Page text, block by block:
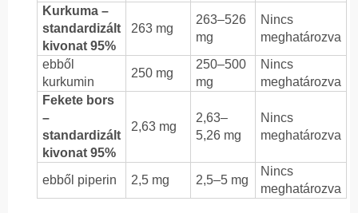
Kurkuma –
standardizált
kivonat 95%
263 mg
263–526
mg
Nincs
meghatározva
ebből
kurkumin
250 mg
250–500
mg
Nincs
meghatározva
Fekete bors
–
standardizált
kivonat 95%
2,63 mg
2,63–
5,26 mg
Nincs
meghatározva
ebből piperin 2,5 mg 2,5–5 mg
Nincs
meghatározva